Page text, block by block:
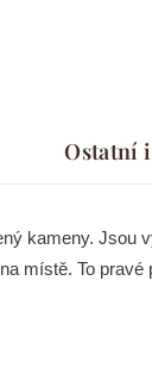
Ostatní
kameny.
místě. To pravé